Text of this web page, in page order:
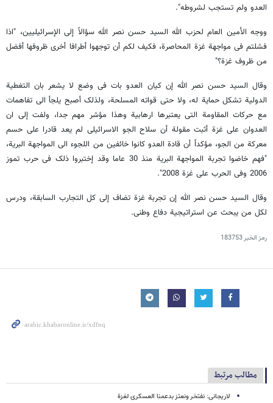
العدو ولم تستجب لشروطه".
ووجه الأمین العام لحزب الله السید حسن نصر الله سؤالاً إلى الإسرائیلیین، "اذا
فشلتم فی مواجهة غزة المحاصرة، فکیف لکم أن توجهوا أطرافا أخرى ظروفها أفضل
من ظروف غزة؟"
وقال السید حسن نصر الله إن کیان العدو بات فی وضع لا یشعر بان التغطیة
الدولیة تشکل حمایة له، ولا حتى قواته المسلحة، ولذلک أصبح یلجأ الى تفاهمات
مع حرکات المقاومة التی یعتبرها ارهابیة وهذا مؤشر مهم جدا، ولفت إلى ان
العدوان على غزة أثبت مقولة أن سلاح الجو الاسرائیلی لم یعد قادرا على حسم
معرکة من الجو، مؤکداً أن قادة العدو کانوا خائفین من اللجوء الى المواجهة البریة،
"فهم خاضوا تجربة المواجهة البریة منذ 30 عاما وقد إختبروا ذلک فی حرب تموز
2006 وفی الحرب على غزة 2008".
وقال السید حسن نصر الله إن تجربة غزة تضاف إلى کل التجارب السابقة، ودرس
لکل من یبحث عن استراتیجیة دفاع وطنی.
رمز الخبر183753
مطالب مرتبط
لاریجانی: نفتخر ونعتز بدعمنا العسکری لغزة